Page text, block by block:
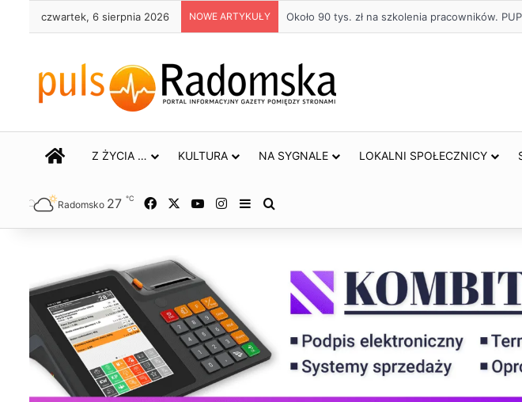
czwartek, 6 sierpnia 2026 NOWE ARTYKUŁY Życie bez alkoholu – lepszy wybór. Radomsko
STRONA GŁÓWNA
Z ŻYCIA … KULTURA NA SYGNALE LOKALNI SPOŁECZNICY
Radomsko 27 ℃ Facebook YouTubeInstagram
Sidebar